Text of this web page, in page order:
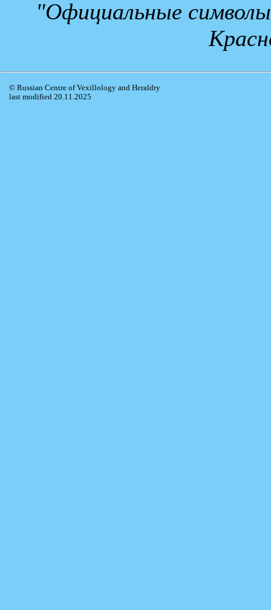
"Официальные
© Russian Centre of Vexillology and Heraldry
last modified 20.11.2025